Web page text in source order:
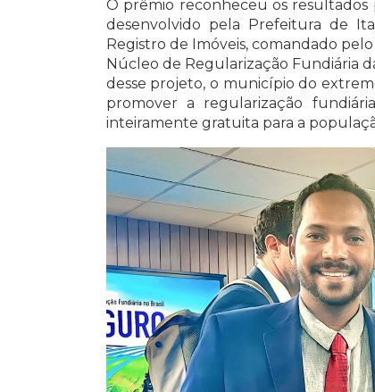
O prêmio reconheceu os resultados
desenvolvido pela Prefeitura de
Registro de Imóveis, comandado
Núcleo de Regularização Fundiária
desse projeto, o município do
promover a regularização
inteiramente gratuita para a